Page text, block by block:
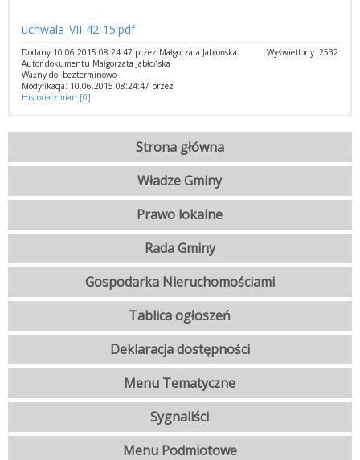
uchwala_VII-42-15.pdf
Wyświetlony: 2532
Dodany 10.06.2015 08:24:47 przez Małgorzata Jabłońska
Autor dokumentu Małgorzata Jabłońska
Ważny do: bezterminowo
Modyfikacja: 10.06.2015 08:24:47 przez
Historia zmian [0]
Strona główna
Władze Gminy
Prawo lokalne
Rada Gminy
Gospodarka Nieruchomościami
Tablica ogłoszeń
Deklaracja dostępności
Menu Tematyczne
Sygnaliści
Menu Podmiotowe